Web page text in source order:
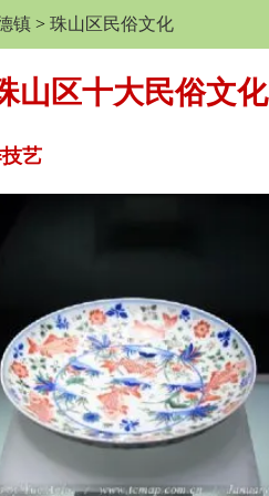
镇 > 珠山区民俗文化
山区十大民俗文化
艺